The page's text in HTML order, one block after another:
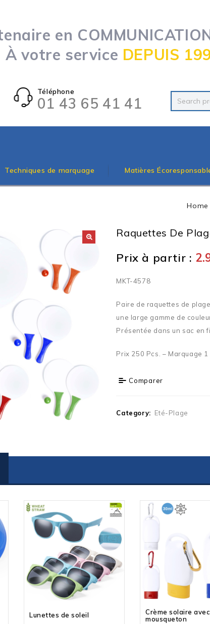
en
À votre service DEPUIS
Téléphone
01 43 65 41 41
Techniques de marquage Matières
Home
Raquettes De
Prix à partir :
MKT-4578
Paire de raquettes de
une large gamme de
Présentée dans un sac en
Prix 250 Pcs. – Marquage
Comparer
Category: Eté-Plage
Lunettes de soleil
Crème solaire avec
mousqueton